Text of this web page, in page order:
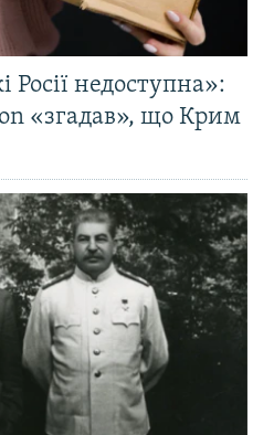
Росії недоступна»:
«згадав», що Крим